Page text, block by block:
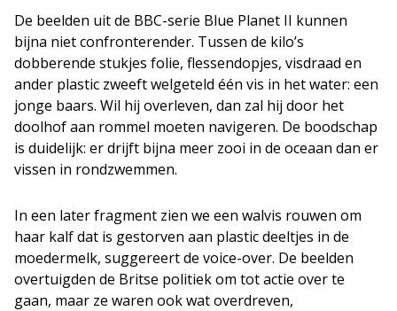
De beelden uit de BBC-serie Blue Planet II kunnen
bijna niet confronterender. Tussen de kilo’s
dobberende stukjes folie, flessendopjes, visdraad en
ander plastic zweeft welgeteld één vis in het water: een
jonge baars. Wil hij overleven, dan zal hij door het
doolhof aan rommel moeten navigeren. De boodschap
is duidelijk: er drijft bijna meer zooi in de oceaan dan er
vissen in rondzwemmen.
In een later fragment zien we een walvis rouwen om
haar kalf dat is gestorven aan plastic deeltjes in de
moedermelk, suggereert de voice-over. De beelden
overtuigden de Britse politiek om tot actie over te
gaan, maar ze waren ook wat overdreven,